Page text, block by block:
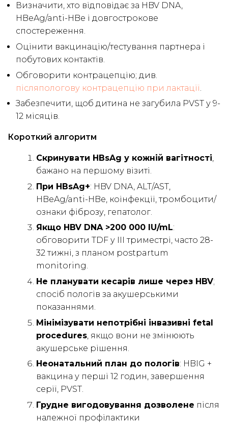
Визначити, хто відповідає за HBV DNA,
HBeAg/anti-HBe і довгострокове
спостереження.
Оцінити вакцинацію/тестування партнера і
побутових контактів.
Обговорити контрацепцію; див.
післяпологову контрацепцію при лактації
Забезпечити, щоб дитина не загубила PVST у 9-
12 місяців.
Короткий алгоритм
Скринувати HBsAg у кожній вагітності,
бажано на першому візиті.
При HBsAg+: HBV DNA, ALT/AST,
HBeAg/anti-HBe, коінфекції, тромбоцити/
ознаки фіброзу, гепатолог.
Якщо HBV DNA >200 000 IU/mL:
обговорити TDF у III триместрі, часто 28-
32 тижні, з планом postpartum
monitoring.
Не планувати кесарів лише через HBV;
спосіб пологів за акушерськими
показаннями.
Мінімізувати непотрібні інвазивні fetal
procedures , якщо вони не змінюють
акушерське рішення.
Неонатальний план до пологів: HBIG +
вакцина у перші 12 годин, завершення
серії, PVST.
Грудне вигодовування дозволене після
належної профілактики